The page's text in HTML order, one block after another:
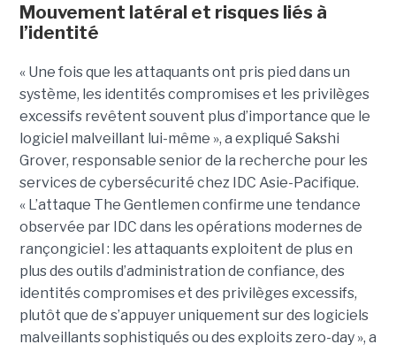
Mouvement latéral et risques liés à
l’identité
« Une fois que les attaquants ont pris pied dans un
système, les identités compromises et les privilèges
excessifs revêtent souvent plus d’importance que le
logiciel malveillant lui-même », a expliqué Sakshi
Grover, responsable senior de la recherche pour les
services de cybersécurité chez IDC Asie-Pacifique.
« L’attaque The Gentlemen confirme une tendance
observée par IDC dans les opérations modernes de
rançongiciel : les attaquants exploitent de plus en
plus des outils d’administration de confiance, des
identités compromises et des privilèges excessifs,
plutôt que de s’appuyer uniquement sur des logiciels
malveillants sophistiqués ou des exploits zero-day », a